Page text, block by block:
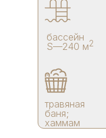
травяная
баня;
хаммам
бассейн
S—240 м2